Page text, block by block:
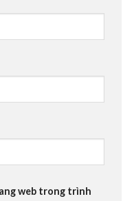
web trong trình